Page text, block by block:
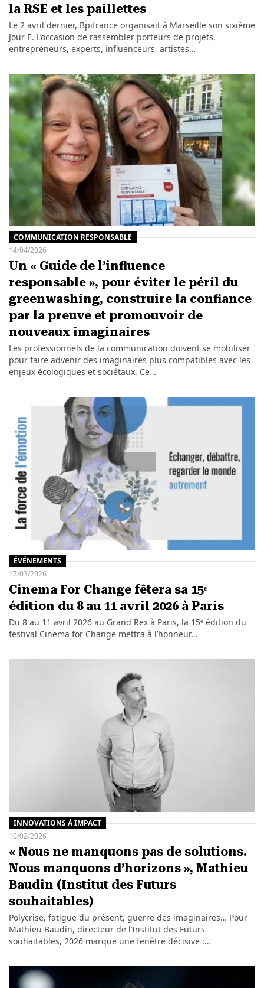
la RSE et les paillettes
Le 2 avril dernier, Bpifrance organisait à Marseille son sixième
Jour E. L’occasion de rassembler porteurs de projets,
entrepreneurs, experts, influenceurs, artistes…
COMMUNICATION RESPONSABLE
14/04/2026
Un « Guide de l’influence
responsable », pour éviter le péril du
greenwashing, construire la confiance
par la preuve et promouvoir de
nouveaux imaginaires
Les professionnels de la communication doivent se mobiliser
pour faire advenir des imaginaires plus compatibles avec les
enjeux écologiques et sociétaux. Ce…
ÉVÉNEMENTS
17/03/2026
Cinema For Change fêtera sa 15ᵉ
édition du 8 au 11 avril 2026 à Paris
Du 8 au 11 avril 2026 au Grand Rex à Paris, la 15ᵉ édition du
festival Cinema for Change mettra à l’honneur…
INNOVATIONS À IMPACT
10/02/2026
« Nous ne manquons pas de solutions.
Nous manquons d’horizons », Mathieu
Baudin (Institut des Futurs
souhaitables)
Polycrise, fatigue du présent, guerre des imaginaires… Pour
Mathieu Baudin, directeur de l’Institut des Futurs
souhaitables, 2026 marque une fenêtre décisive :…